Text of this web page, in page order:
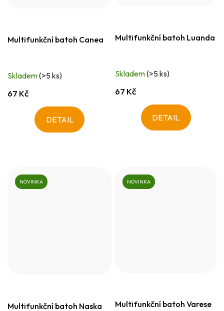
Multifunkční batoh Canea
Skladem(>5 ks)
67 Kč
DETAIL
Multifunkční batoh Luanda
Skladem(>5 ks)
67 Kč
DETAIL
NOVINKA
Multifunkční batoh Naska
NOVINKA
Multifunkční batoh Varese